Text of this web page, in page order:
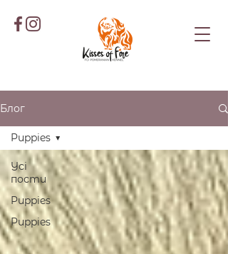
Блог
Усі
пости
Puppies
Puppies
Puppies